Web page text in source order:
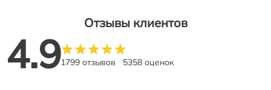
Отзывы клиентов
4.91799 отзывов 5358 оценок